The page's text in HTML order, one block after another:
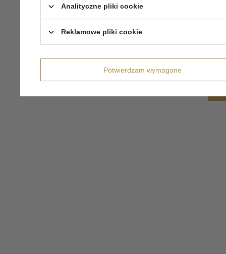
Analityczne pliki cookie
Reklamowe pliki cookie
Potwierdzam wymagane